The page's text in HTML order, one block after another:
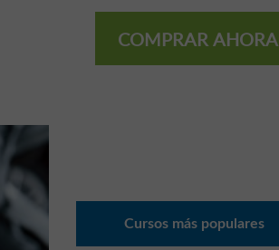
COMPRAR AHORA
Cursos más populares